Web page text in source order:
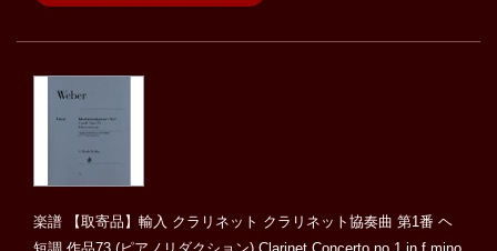
楽譜 【取寄品】輸入 クラリネット クラリネット協奏曲 第1番 ヘ